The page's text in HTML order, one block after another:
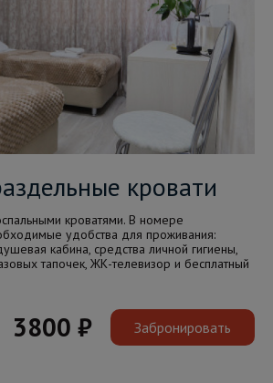
кровати
кроватями. В номере
удобства для проживания:
кабина, средства личной гигиены,
тапочек, ЖК-телевизор и бесплатный
3800 ₽ Забронировать